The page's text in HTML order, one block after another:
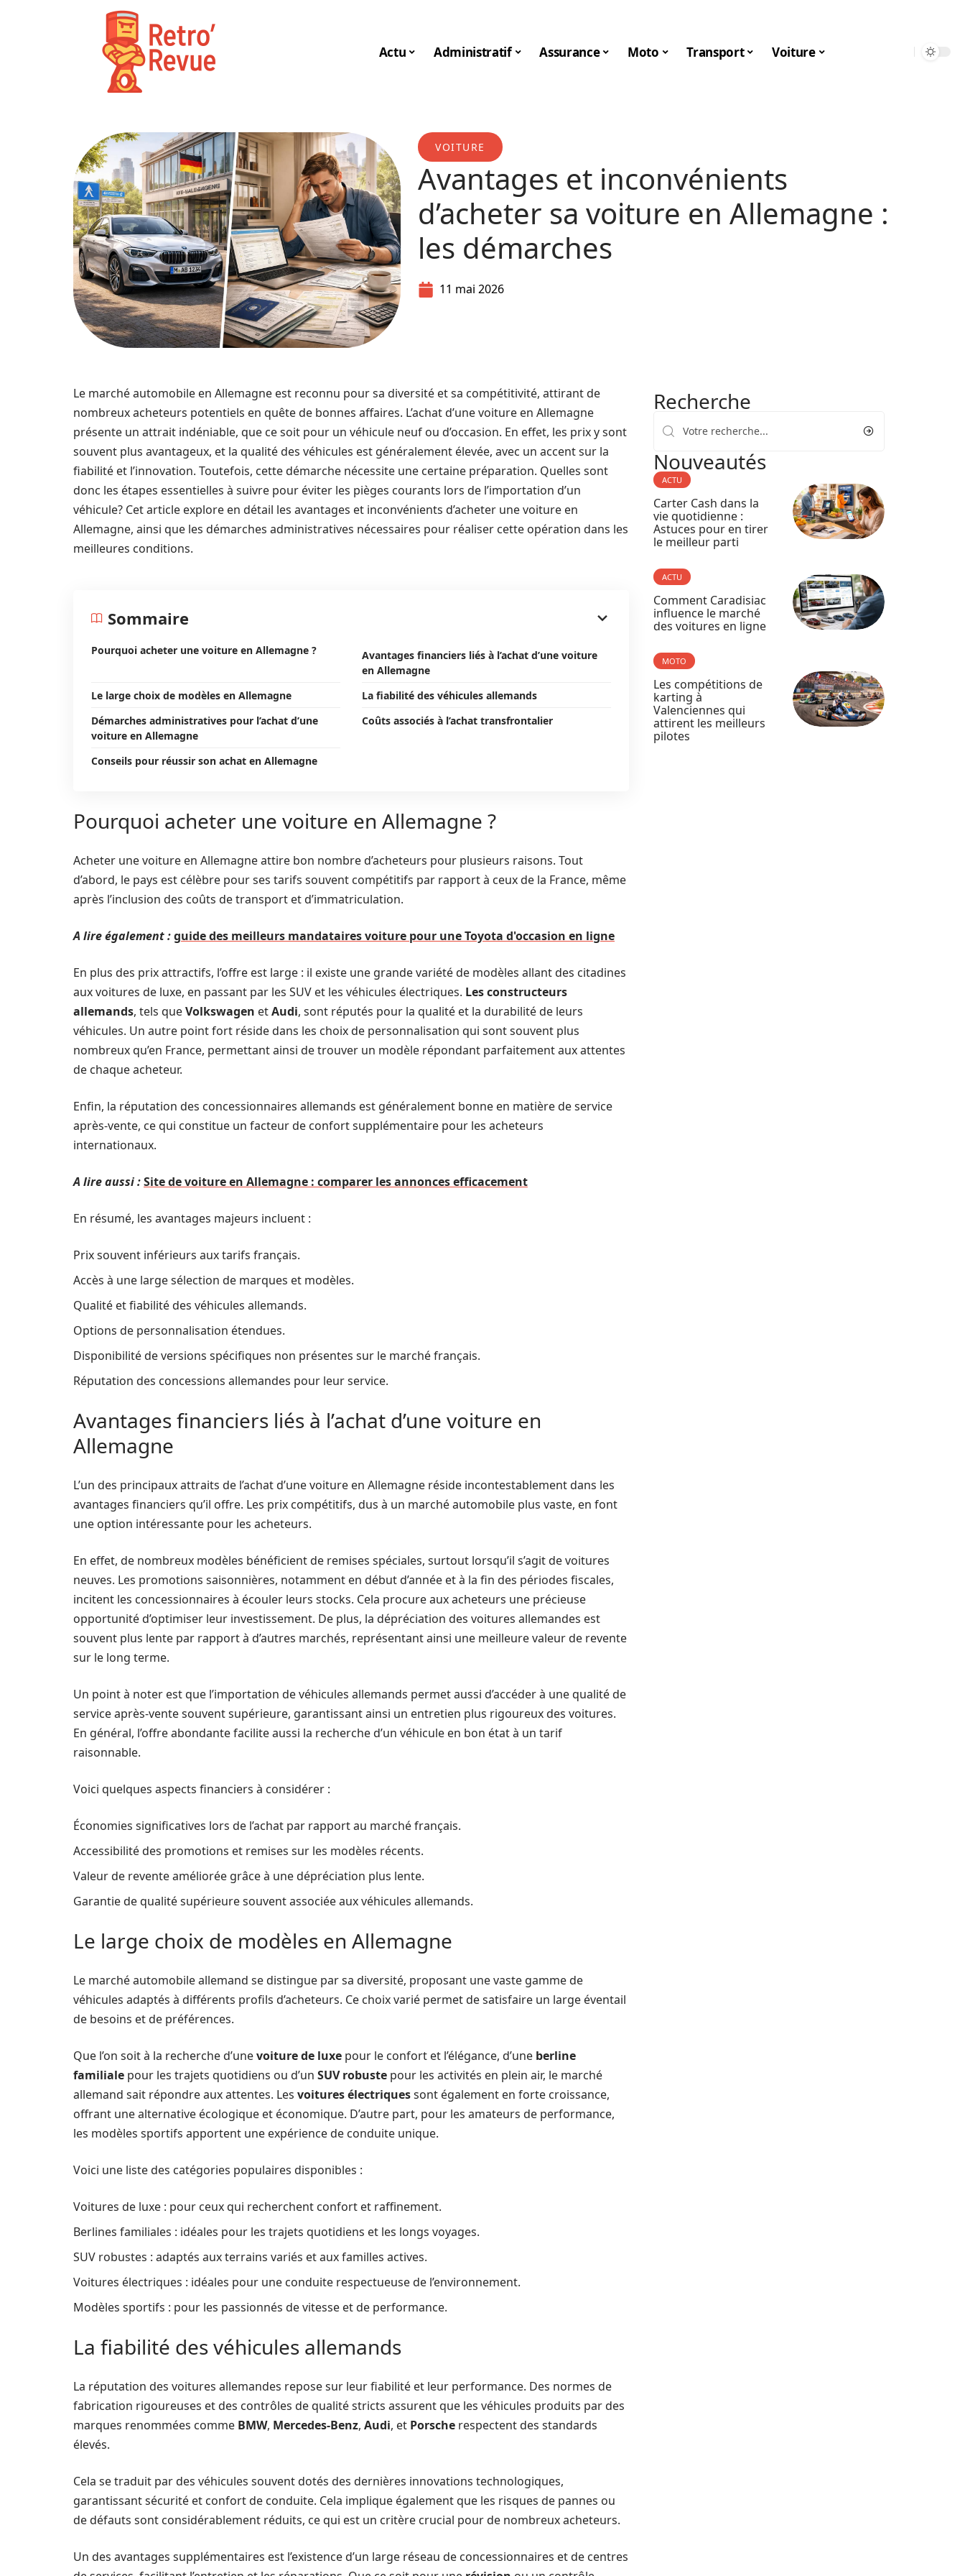
Actu Administratif Assurance Moto Transport Voiture
VOITURE
Avantages et inconvénients
d’acheter sa voiture en Allemagne :
les démarches
11 mai 2026
Le marché automobile en Allemagne est reconnu pour sa diversité et sa compétitivité, attirant de
nombreux acheteurs potentiels en quête de bonnes affaires. L’achat d’une voiture en Allemagne
présente un attrait indéniable, que ce soit pour un véhicule neuf ou d’occasion. En effet, les prix y sont
souvent plus avantageux, et la qualité des véhicules est généralement élevée, avec un accent sur la
fiabilité et l’innovation. Toutefois, cette démarche nécessite une certaine préparation. Quelles sont
donc les étapes essentielles à suivre pour éviter les pièges courants lors de l’importation d’un
véhicule? Cet article explore en détail les avantages et inconvénients d’acheter une voiture en
Allemagne, ainsi que les démarches administratives nécessaires pour réaliser cette opération dans les
meilleures conditions.
Sommaire
Pourquoi acheter une voiture en Allemagne ?
Avantages financiers liés à l’achat d’une voiture
en Allemagne
Le large choix de modèles en Allemagne
La fiabilité des véhicules allemands
Démarches administratives pour l’achat d’une
voiture en Allemagne
Coûts associés à l’achat transfrontalier
Conseils pour réussir son achat en Allemagne
Pourquoi acheter une voiture en Allemagne ?
Acheter une voiture en Allemagne attire bon nombre d’acheteurs pour plusieurs raisons. Tout
d’abord, le pays est célèbre pour ses tarifs souvent compétitifs par rapport à ceux de la France, même
après l’inclusion des coûts de transport et d’immatriculation.
A lire également :guide des meilleurs mandataires voiture pour une Toyota d'occasion en ligne
En plus des prix attractifs, l’offre est large : il existe une grande variété de modèles allant des citadines
aux voitures de luxe, en passant par les SUV et les véhicules électriques. Les constructeurs
allemands, tels queVolkswagen etAudi, sont réputés pour la qualité et la durabilité de leurs
véhicules. Un autre point fort réside dans les choix de personnalisation qui sont souvent plus
nombreux qu’en France, permettant ainsi de trouver un modèle répondant parfaitement aux attentes
de chaque acheteur.
Enfin, la réputation des concessionnaires allemands est généralement bonne en matière de service
après-vente, ce qui constitue un facteur de confort supplémentaire pour les acheteurs
internationaux.
A lire aussi :Site de voiture en Allemagne : comparer les annonces efficacement
En résumé, les avantages majeurs incluent :
Prix souvent inférieurs aux tarifs français.
Accès à une large sélection de marques et modèles.
Qualité et fiabilité des véhicules allemands.
Options de personnalisation étendues.
Disponibilité de versions spécifiques non présentes sur le marché français.
Réputation des concessions allemandes pour leur service.
Avantages financiers liés à l’achat d’une voiture en
Allemagne
L’un des principaux attraits de l’achat d’une voiture en Allemagne réside incontestablement dans les
avantages financiers qu’il offre. Les prix compétitifs, dus à un marché automobile plus vaste, en font
une option intéressante pour les acheteurs.
En effet, de nombreux modèles bénéficient de remises spéciales, surtout lorsqu’il s’agit de voitures
neuves. Les promotions saisonnières, notamment en début d’année et à la fin des périodes fiscales,
incitent les concessionnaires à écouler leurs stocks. Cela procure aux acheteurs une précieuse
opportunité d’optimiser leur investissement. De plus, la dépréciation des voitures allemandes est
souvent plus lente par rapport à d’autres marchés, représentant ainsi une meilleure valeur de revente
sur le long terme.
Un point à noter est que l’importation de véhicules allemands permet aussi d’accéder à une qualité de
service après-vente souvent supérieure, garantissant ainsi un entretien plus rigoureux des voitures.
En général, l’offre abondante facilite aussi la recherche d’un véhicule en bon état à un tarif
raisonnable.
Voici quelques aspects financiers à considérer :
Économies significatives lors de l’achat par rapport au marché français.
Accessibilité des promotions et remises sur les modèles récents.
Valeur de revente améliorée grâce à une dépréciation plus lente.
Garantie de qualité supérieure souvent associée aux véhicules allemands.
Le large choix de modèles en Allemagne
Le marché automobile allemand se distingue par sa diversité, proposant une vaste gamme de
véhicules adaptés à différents profils d’acheteurs. Ce choix varié permet de satisfaire un large éventail
de besoins et de préférences.
Que l’on soit à la recherche d’unevoiture de luxe pour le confort et l’élégance, d’une berline
familiale pour les trajets quotidiens ou d’un SUV robuste pour les activités en plein air, le marché
allemand sait répondre aux attentes. Les voitures électriquessont également en forte croissance,
offrant une alternative écologique et économique. D’autre part, pour les amateurs de performance,
les modèles sportifs apportent une expérience de conduite unique.
Voici une liste des catégories populaires disponibles :
Voitures de luxe : pour ceux qui recherchent confort et raffinement.
Berlines familiales : idéales pour les trajets quotidiens et les longs voyages.
SUV robustes : adaptés aux terrains variés et aux familles actives.
Voitures électriques : idéales pour une conduite respectueuse de l’environnement.
Modèles sportifs : pour les passionnés de vitesse et de performance.
La fiabilité des véhicules allemands
La réputation des voitures allemandes repose sur leur fiabilité et leur performance. Des normes de
fabrication rigoureuses et des contrôles de qualité stricts assurent que les véhicules produits par des
marques renommées comme BMW, Mercedes-Benz, Audi, et Porsche respectent des standards
élevés.
Cela se traduit par des véhicules souvent dotés des dernières innovations technologiques,
garantissant sécurité et confort de conduite. Cela implique également que les risques de pannes ou
de défauts sont considérablement réduits, ce qui est un critère crucial pour de nombreux acheteurs.
Un des avantages supplémentaires est l’existence d’un large réseau de concessionnaires et de centres
Recherche
Nouveautés
ACTU
Carter Cash dans la
vie quotidienne :
Astuces pour en tirer
le meilleur parti
ACTU
Comment Caradisiac
influence le marché
des voitures en ligne
MOTO
Les compétitions de
karting à
Valenciennes qui
attirent les meilleurs
pilotes